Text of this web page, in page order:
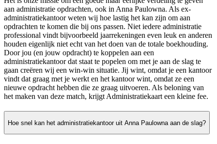
aan administratie opdrachten, ook in Anna Paulowna. Als ex-
administratiekantoor weten wij hoe lastig het kan zijn om aan
opdrachten te komen die bij ons passen. Niet iedere administratie
professional vindt bijvoorbeeld jaarrekeningen even leuk en anderen
houden eigenlijk niet echt van het doen van de totale boekhouding.
Door jou (en jouw opdracht) te koppelen aan een
administratiekantoor dat staat te popelen om met je aan de slag te
gaan creëren wij een win-win situatie. Jij wint, omdat je een kantoor
vindt dat graag met je werkt en het kantoor wint, omdat ze een
nieuwe opdracht hebben die ze graag uitvoeren. Als beloning van
het maken van deze match, krijgt Administratiekaart een kleine fee.
Hoe snel kan het administratiekantoor uit Anna Paulowna aan de slag?